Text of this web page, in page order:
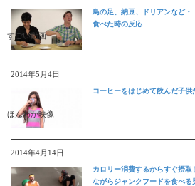
すごい動画
鳥の足、納豆、ドリアンなど
食べた時の反応
2014年5月4日
ほんわか映像
コーヒーをはじめて飲んだ子供
2014年4月14日
カロリー消費するからすぐ摂
ながらジャンクフードを食べる